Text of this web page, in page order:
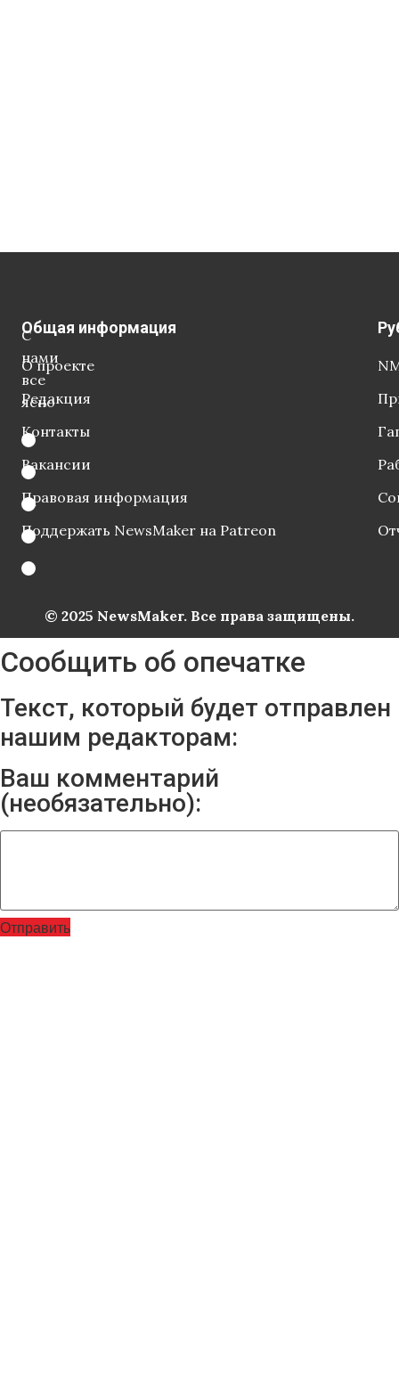
С
нами
все
ясно
Общая информация
О проекте
Редакция
Контакты
Вакансии
Правовая информация
Поддержать NewsMaker на Patreon
© 2025 NewsMaker. Все права защищены.
Сообщить об опечатке
Текст, который будет отправлен
нашим редакторам:
Ваш комментарий
(необязательно):
Отправить